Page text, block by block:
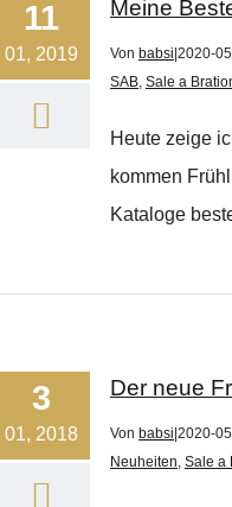
11
01, 2019
Meine
Von babsi 2020-
SAB, Sale a
Heute zeige
kommen
Kataloge
3
01, 2018
Der neue
Von babsi 2020-
Neuheiten, Sale a